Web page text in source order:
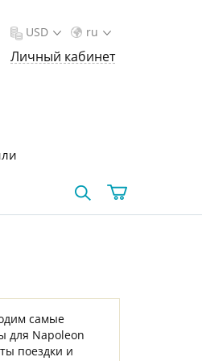
ru
USD
Личный кабинет
самые
для Napoleon
поездки и